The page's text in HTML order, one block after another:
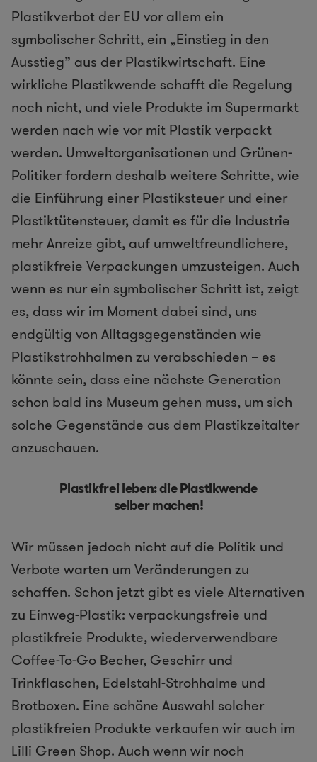
Plastikverbot der EU vor allem ein
symbolischer Schritt, ein „Einstieg in den
Ausstieg” aus der Plastikwirtschaft. Eine
wirkliche Plastikwende schafft die Regelung
noch nicht, und viele Produkte im Supermarkt
werden nach wie vor mit Plastik verpackt
werden. Umweltorganisationen und Grünen-
Politiker fordern deshalb weitere Schritte, wie
die Einführung einer Plastiksteuer und einer
Plastiktütensteuer, damit es für die Industrie
mehr Anreize gibt, auf umweltfreundlichere,
plastikfreie Verpackungen umzusteigen. Auch
wenn es nur ein symbolischer Schritt ist, zeigt
es, dass wir im Moment dabei sind, uns
endgültig von Alltagsgegenständen wie
Plastikstrohhalmen zu verabschieden – es
könnte sein, dass eine nächste Generation
schon bald ins Museum gehen muss, um sich
solche Gegenstände aus dem Plastikzeitalter
anzuschauen.
Plastikfrei leben: die Plastikwende
selber machen!
Wir müssen jedoch nicht auf die Politik und
Verbote warten um Veränderungen zu
schaffen. Schon jetzt gibt es viele Alternativen
zu Einweg-Plastik: verpackungsfreie und
plastikfreie Produkte, wiederverwendbare
Coffee-To-Go Becher, Geschirr und
Trinkflaschen, Edelstahl-Strohhalme und
Brotboxen. Eine schöne Auswahl solcher
plastikfreien Produkte verkaufen wir auch im
Lilli Green Shop. Auch wenn wir noch